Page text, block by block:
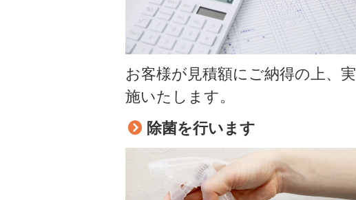
お客様が見積額にご納得の上、実
施いたします。
除菌を行います